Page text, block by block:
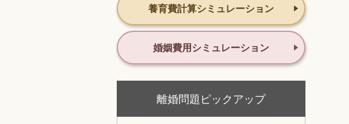
養育費計算シミュレーション
婚姻費用シミュレーション
離婚問題ピックアップ